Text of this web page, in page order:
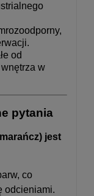
od
w
pytania
jest
co
odcieniami.